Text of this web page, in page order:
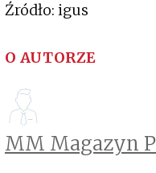
Źródło: igus
O AUTORZE
MM Magazyn